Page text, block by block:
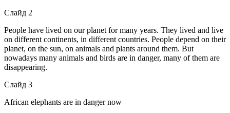
Слайд 2
People have lived on our planet for many years. They lived and live
on different continents, in different countries. People depend on their
planet, on the sun, on animals and plants around them. But
nowadays many animals and birds are in danger, many of them are
disappearing.
Слайд 3
African elephants are in danger now